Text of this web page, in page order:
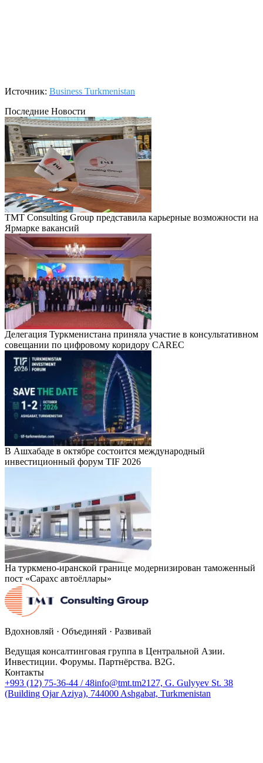
Источник: Business Turkmenistan
Последние Новости
TMT Consulting Group представила карьерные возможности на
Ярмарке вакансий
Делегация Туркменистана приняла участие в консультативном
совещании по цифровому коридору CAREC
В Ашхабаде в октябре состоится международный
инвестиционный форум TIF 2026
На туркмено-иранской границе модернизирован таможенный
пост «Сарахс автоёллары»
Вдохновляй · Объединяй · Развивай
Ведущая консалтинговая группа в Центральной Азии.
Инвестиции. Форумы. Партнёрства. B2G.
Контакты
+993 (12) 75-36-44 / 48info@tmt.tm2127, G. Gulyyev St. 38
(Building Ojar Aziya), 744000 Ashgabat, Turkmenistan